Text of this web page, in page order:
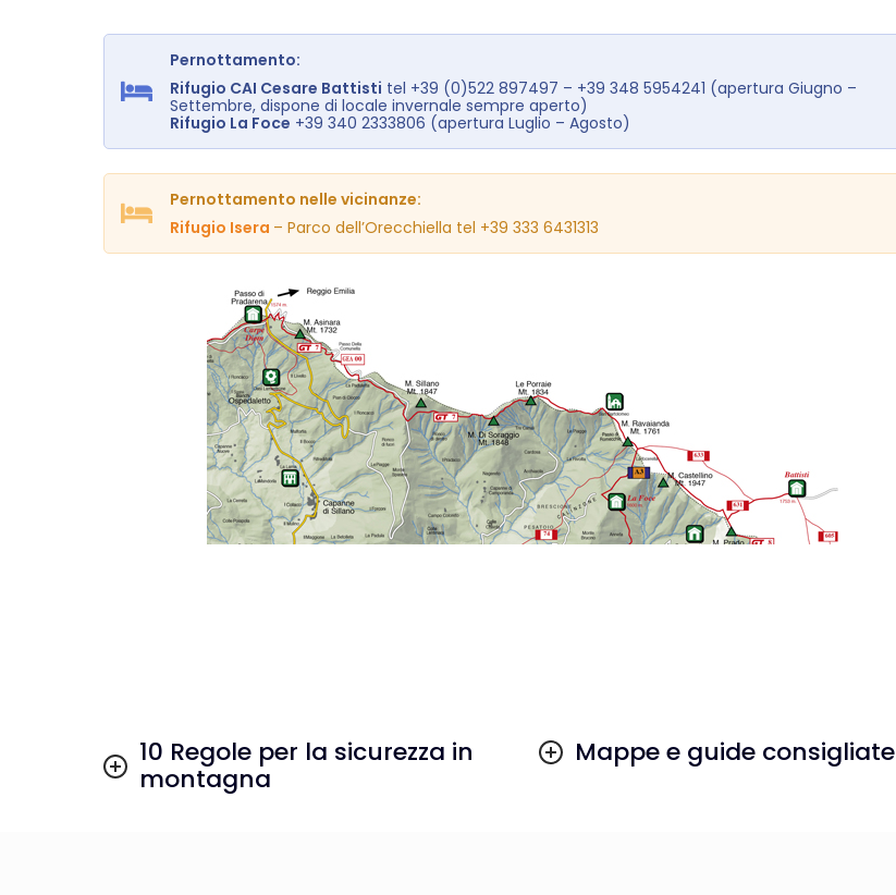
Pernottamento:
Rifugio CAI Cesare Battisti tel +39 (0)522 897497 – +39 348 5954241 (apertura Giugno –
Settembre, dispone di locale invernale sempre aperto)
Rifugio La Foce +39 340 2333806 (apertura Luglio – Agosto)
Pernottamento nelle vicinanze:
Rifugio Isera – Parco dell’Orecchiella tel +39 333 6431313
10 Regole per la sicurezza in
montagna
Mappe e guide consigliate